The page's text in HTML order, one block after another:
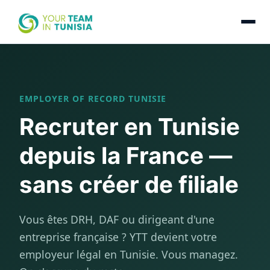
EMPLOYER OF RECORD TUNISIE
Recruter en Tunisie
depuis la France —
sans créer de filiale
Vous êtes DRH, DAF ou dirigeant d'une
entreprise française ? YTT devient votre
employeur légal en Tunisie. Vous managez.